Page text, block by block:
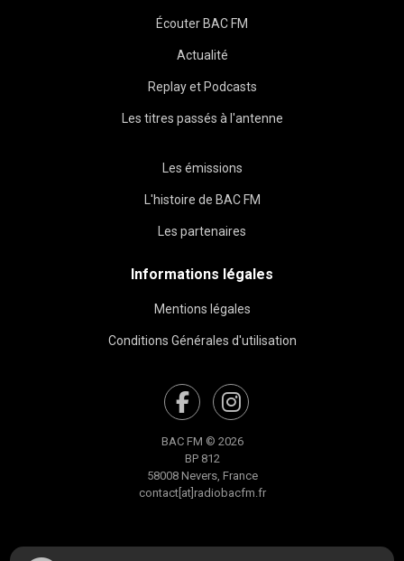
Écouter BAC FM
Actualité
Replay et Podcasts
Les titres passés à l'antenne
Les émissions
L'histoire de BAC FM
Les partenaires
Informations légales
Mentions légales
Conditions Générales d'utilisation
BAC FM © 2026
BP 812
58008 Nevers, France
contact[at]radiobacfm.fr